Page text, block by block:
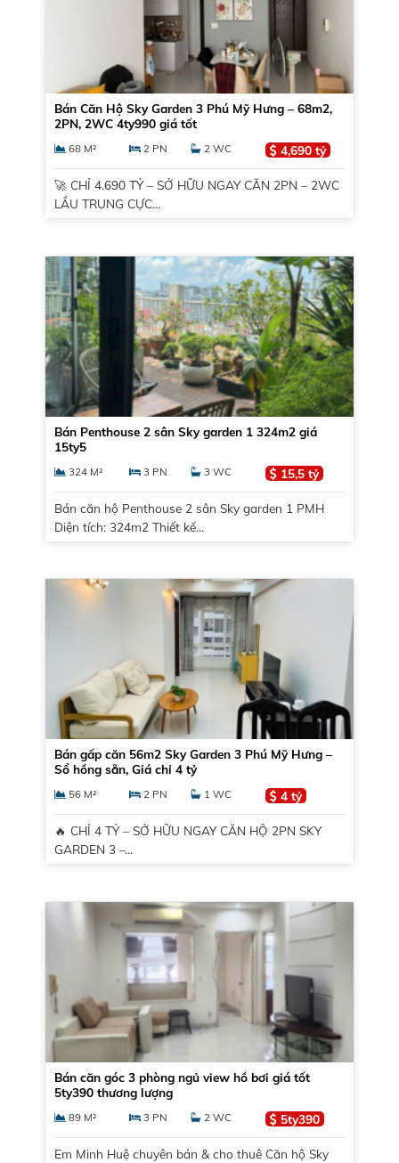
Bán Căn Hộ Sky Garden 3 Phú Mỹ Hưng – 68m2,
2PN, 2WC 4ty990 giá tốt
68 M² 2 PN 2 WC 4,690 tỷ
🚀 CHỈ 4.690 TỶ – SỞ HỮU NGAY CĂN 2PN – 2WC
LẦU TRUNG CỰC...
Bán Penthouse 2 sân Sky garden 1 324m2 giá
15ty5
324 M² 3 PN 3 WC 15,5 tỷ
Bán căn hộ Penthouse 2 sân Sky garden 1 PMH
Diện tích: 324m2 Thiết kế...
Bán gấp căn 56m2 Sky Garden 3 Phú Mỹ Hưng –
Sổ hồng sẵn, Giá chỉ 4 tỷ
56 M² 2 PN 1 WC 4 tỷ
🔥 CHỈ 4 TỶ – SỞ HỮU NGAY CĂN HỘ 2PN SKY
GARDEN 3 –...
Bán căn góc 3 phòng ngủ view hồ bơi giá tốt
5ty390 thương lượng
89 M² 3 PN 2 WC 5ty390
Em Minh Huệ chuyên bán & cho thuê Căn hộ Sky